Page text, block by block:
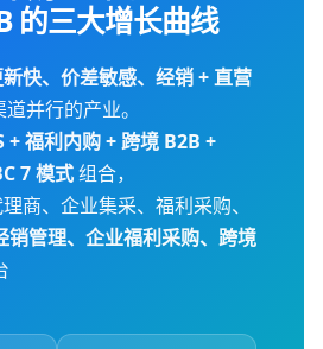
的三大增长曲线
快、价差敏感、经销 + 直营
道并行的产业。
+ 福利内购 + 跨境 B2B +
7 模式组合，
商、企业集采、福利采购、
销管理、企业福利采购、跨境